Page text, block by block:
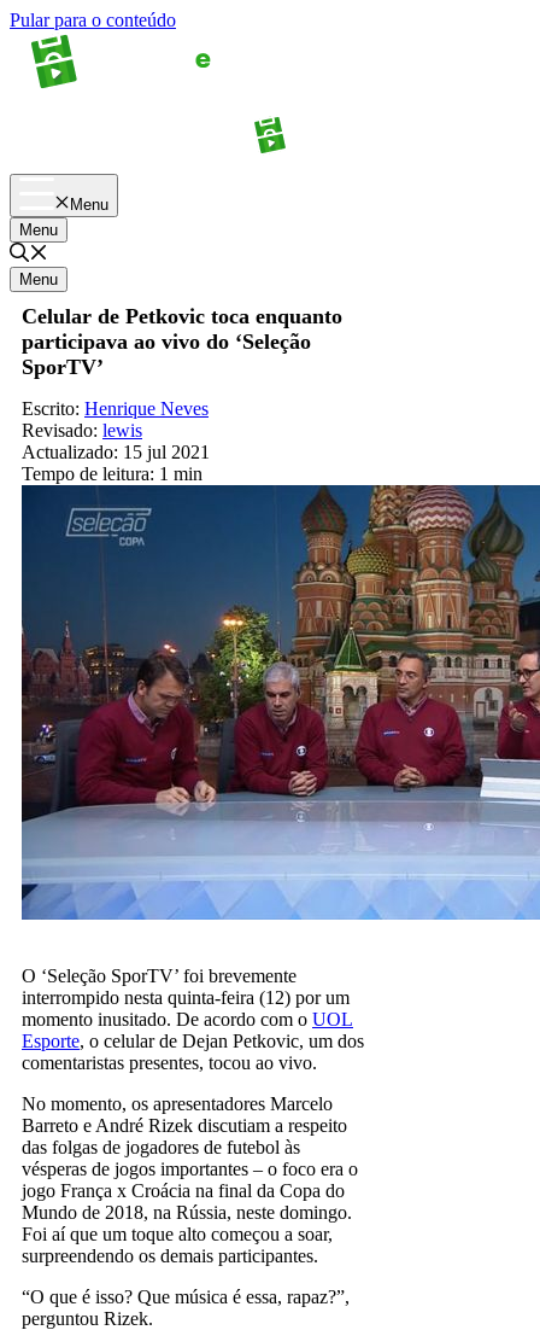
Pular para o conteúdo
Menu
Menu
Menu
Celular de Petkovic toca enquanto
participava ao vivo do ‘Seleção
SporTV’
Escrito: Henrique Neves
Revisado: lewis
Actualizado: 15 jul 2021
Tempo de leitura: 1 min
O ‘Seleção SporTV’ foi brevemente
interrompido nesta quinta-feira (12) por um
momento inusitado. De acordo com o UOL
Esporte, o celular de Dejan Petkovic, um dos
comentaristas presentes, tocou ao vivo.
No momento, os apresentadores Marcelo
Barreto e André Rizek discutiam a respeito
das folgas de jogadores de futebol às
vésperas de jogos importantes – o foco era o
jogo França x Croácia na final da Copa do
Mundo de 2018, na Rússia, neste domingo.
Foi aí que um toque alto começou a soar,
surpreendendo os demais participantes.
“O que é isso? Que música é essa, rapaz?”,
perguntou Rizek.